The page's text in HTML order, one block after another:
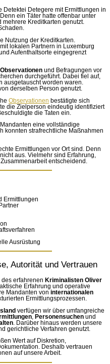
Detektei Detegere mit Ermittlungen in
ein Täter hatte offenbar unter
Kreditkarten genutzt.
Nutzung der Kreditkarten.
lokalen Partnern in Luxemburg
Aufenthaltsorte eingegrenzt
Observationen und Befragungen vor
durchgeführt. Dabei fiel auf,
ausgetauscht worden waren.
derselben Person genutzt.
Observationen bestätigte sich
die Zielperson eindeutig identifiziert
die Taten ein.
eine vollständige
konnten strafrechtliche Maßnahmen
Ermittlungen vor Ort sind. Denn
aus. Vielmehr sind Erfahrung,
entscheidend.
Ermittlungen
Ausrüstung
Autorität und Vertrauen
erfahrenen Kriminalisten Oliver
Erfahrung und operative
Mandanten von internationalen
Ermittlungsprozessen.
verfügen wir über umfangreiche
Personensuchen und
. Darüber hinaus werden unsere
gerichtliche Verfahren genutzt.
Wert auf Diskretion,
Deshalb vertrauen
auf unsere Arbeit.